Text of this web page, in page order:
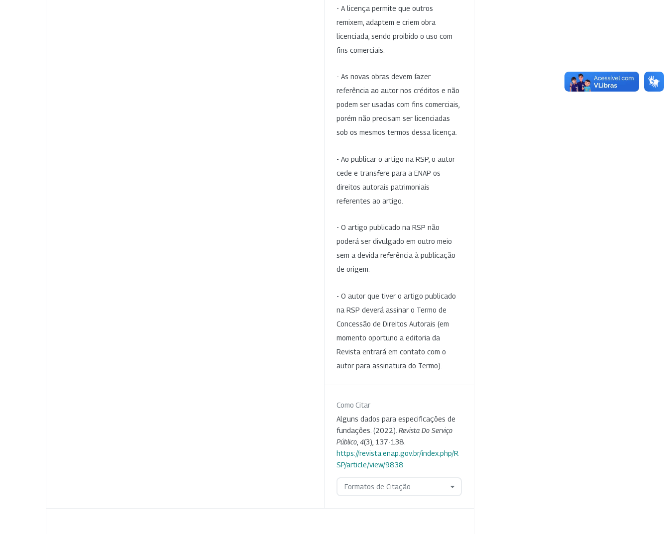
- A licença permite que outros
remixem, adaptem e criem obra
licenciada, sendo proibido o uso com
fins comerciais.
- As novas obras devem fazer
referência ao autor nos créditos e não
podem ser usadas com fins comerciais,
porém não precisam ser licenciadas
sob os mesmos termos dessa licença.
- Ao publicar o artigo na RSP, o autor
cede e transfere para a ENAP os
direitos autorais patrimoniais
referentes ao artigo.
- O artigo publicado na RSP não
poderá ser divulgado em outro meio
sem a devida referência à publicação
de origem.
- O autor que tiver o artigo publicado
na RSP deverá assinar o Termo de
Concessão de Direitos Autorais (em
momento oportuno a editoria da
Revista entrará em contato com o
autor para assinatura do Termo).
Como Citar
Alguns dados para especificações de
fundações. (2022). Revista Do Serviço
Público 4(3), 137-138.
https://revista.enap.gov.br/index.php/R
SP/article/view/9838
Formatos de Citação